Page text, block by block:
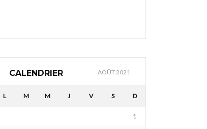
CALENDRIER AOÛT 2021
L M M J V S D
1